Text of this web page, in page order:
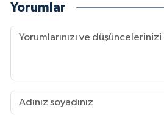
Yorumlar